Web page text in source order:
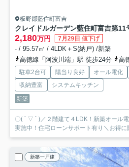
板野郡藍住町富吉
クレイドルガーデン藍住町富吉第11
2,180万円 7月29日 値下げ
- / 95.57㎡ / 4LDK＋S(納戸) /新築
高徳線「阿波川端」駅 徒歩24分
高
駐車2台可 陽当り良好 オール電化
収納豊富
システムキッチン
新築
〇( ´ ▽ ` )／２階建て４LDK！新築オール
実施中！住宅ローンサポート有り＼お得に
新築一戸建